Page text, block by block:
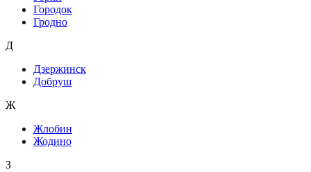
Городок
Гродно
Д
Дзержинск
Добруш
Ж
Жлобин
Жодино
З